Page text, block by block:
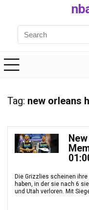
Tag: new orleans
Die Grizzlies scheinen
haben, in der sie nach 6
und Utah verloren. Mit